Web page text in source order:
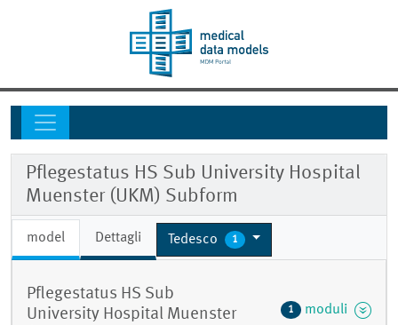
Pflegestatus HS Sub University Hospital
Muenster (UKM) Subform
model Dettagli Tedesco 1
Pflegestatus HS Sub
University Hospital Muenster
1 moduli